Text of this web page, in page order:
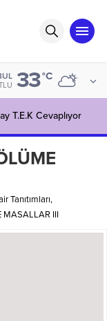
33°C
T.E.K Cevaplıyor
Tanıtımları,
MASALLAR III